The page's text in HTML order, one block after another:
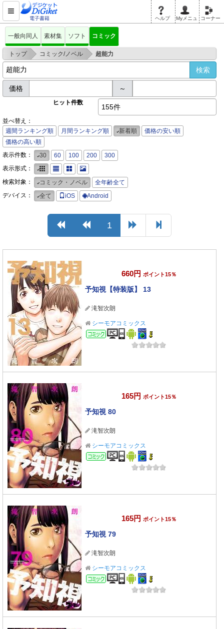
電子書籍 ヘルプ Myメニュ コーナー
一般向同人 素材集 ソフト コミック
トップ > コミック/ノベル > 超能力
価格 ～
ヒット件数
155件
並べ替え：
週間ランキング順
月間ランキング順 新着順
価格の安い順
価格の高い順
表示件数：
30 60 100 200
300
表示形式：
検索対象：
コミック・ノベル
全年齢全て
デバイス：
全て iOS Android
1
660円 ポイント15％
予知視【特装版】 13
滝智次朗
シーモアコミックス
コミック
165円 ポイント15％
予知視 80
滝智次朗
シーモアコミックス
コミック
165円 ポイント15％
予知視 79
滝智次朗
シーモアコミックス
コミック